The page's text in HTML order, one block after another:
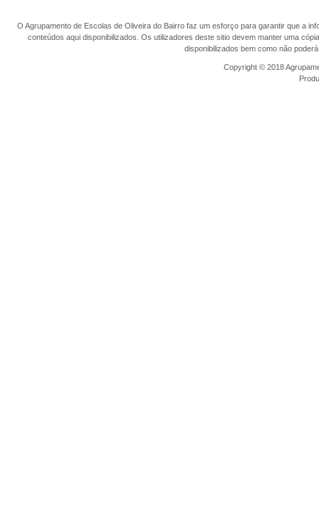
O Agrupamento de Escolas de Oliveira do Bairro faz um esforço para garantir que a
conteúdos aqui disponibilizados. Os utilizadores deste sitio devem manter uma
disponibilizados bem como não
Copyright © 2018